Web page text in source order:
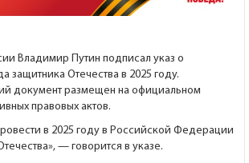
Владимир Путин подписал указ о
защитника Отечества в 2025 году.
документ размещен наофициальном
правовых актов.
в 2025 году в Российской Федерации
— говорится в указе.